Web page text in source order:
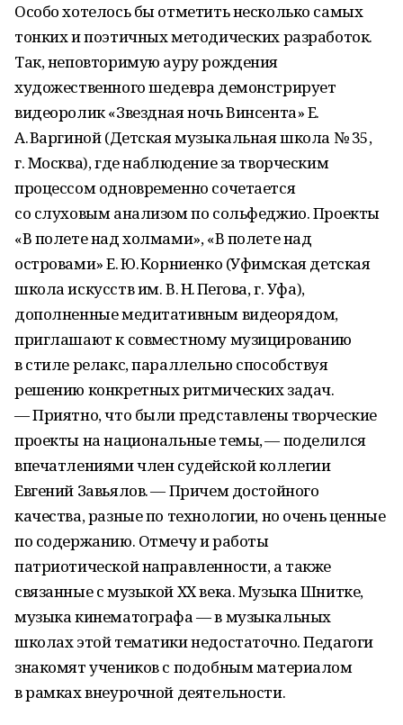
Особо хотелось бы отметить несколько самых
тонких и поэтичных методических разработок.
Так, неповторимую ауру рождения
художественного шедевра демонстрирует
видеоролик «Звездная ночь Винсента» Е.
А. Варгиной (Детская музыкальная школа № 35,
г. Москва), где наблюдение за творческим
процессом одновременно сочетается
со слуховым анализом по сольфеджио. Проекты
«В полете над холмами», «В полете над
островами» Е. Ю. Корниенко (Уфимская детская
школа искусств им. В. Н. Пегова, г. Уфа),
дополненные медитативным видеорядом,
приглашают к совместному музицированию
в стиле релакс, параллельно способствуя
решению конкретных ритмических задач.
— Приятно, что были представлены творческие
проекты на национальные темы, — поделился
впечатлениями член судейской коллегии
Евгений Завьялов. — Причем достойного
качества, разные по технологии, но очень ценные
по содержанию. Отмечу и работы
патриотической направленности, а также
связанные с музыкой ХХ века. Музыка Шнитке,
музыка кинематографа — в музыкальных
школах этой тематики недостаточно. Педагоги
знакомят учеников с подобным материалом
в рамках внеурочной деятельности.